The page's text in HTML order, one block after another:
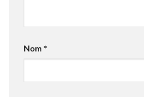
Nom *